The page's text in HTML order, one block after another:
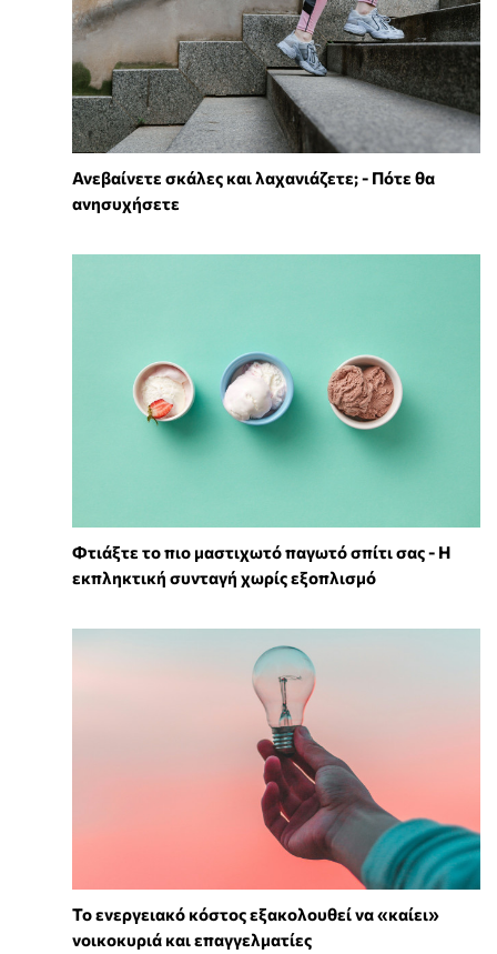
Ανεβαίνετε σκάλες και λαχανιάζετε; - Πότε θα
ανησυχήσετε
Φτιάξτε το πιο μαστιχωτό παγωτό σπίτι σας - Η
εκπληκτική συνταγή χωρίς εξοπλισμό
Το ενεργειακό κόστος εξακολουθεί να «καίει»
νοικοκυριά και επαγγελματίες